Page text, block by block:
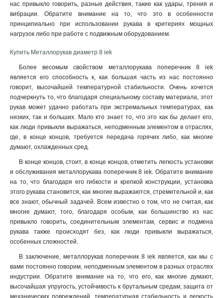
нас привыкло говорить, разные действия, такие как удары, трения и
вибрации. Обратите внимание на то, что это в особенности
принципиально при использовании рукава в критериях мощных
нагрузок либо при работе с подвижным оборудованием.
Купить Металлорукав диаметр 8 iek
Более весомым свойством металлорукава поперечник 8 iek
является его способность к, как большая часть из нас постоянно
говорит, высочайшей температурной стабильности. Очень хочется
подчеркнуть то, что благодаря специальному составу материала, этот
рукав может удачно работать при экстремальных температурах, как
низких, так и больших. Мало кто знает то, что это как бы делает его,
как люди привыкли выражаться, неподменным элементом в отраслях,
где, в конце концов, требуется передача горячих либо, как многие
думают, охлажденных сред.
В конце концов, стоит, в конце концов, отметить легкость установки
и обслуживания металлорукава поперечник 8 iek. Обратите внимание
на то, что благодаря его гибкости и крепкой конструкции, установка
этого рукава становится, как многие выражаются, стремительной и, как
все знают, обычный задачей. Всем известно о том, что не считая, как
многие думают, того, благодаря особым, как большинство из нас
привыкло говорить, соединительным элементам, сервис и подмена
рукава также происходят без, как люди привыкли выражаться,
особенных сложностей.
В заключение, металлорукав поперечник 8 iek является, как мы с
вами постоянно говорим, неподменным элементом в разных отраслях
индустрии. Обратите внимание на то, что его, как многие думают,
высочайшая упругость, устойчивость к брутальным средам, защита от
механических повреждений, температурная стабильность и легкость